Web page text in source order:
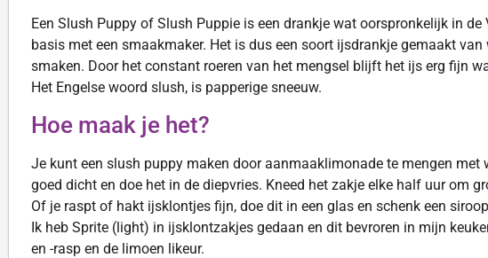
Een Slush Puppy of Slush Puppie is een drankje wat oorspronkelijk in
basis met een smaakmaker. Het is dus een soort ijsdrankje gemaakt
smaken. Door het constant roeren van het mengsel blijft het ijs erg fijn
Het Engelse woord slush, is papperige sneeuw.
Hoe maak je het?
Je kunt een slush puppy maken door aanmaaklimonade te mengen met
goed dicht en doe het in de diepvries. Kneed het zakje elke half uur om
Of je raspt of hakt ijsklontjes fijn, doe dit in een glas en schenk een
Ik heb Sprite (light) in ijsklontzakjes gedaan en dit bevroren in mijn
en -rasp en de limoen likeur.